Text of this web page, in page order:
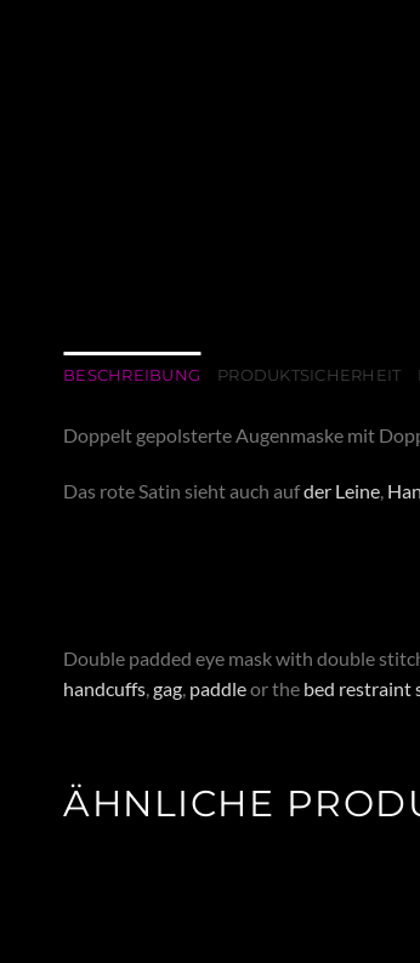
BESCHREIBUNG PRODUKTSICHERHEIT
Doppelt gepolsterte Augenmaske mit
Das rote Satin sieht auch aufder Leine,
Double padded eye mask with double
handcuffs gag paddleor the bed restraint
ÄHNLICHE